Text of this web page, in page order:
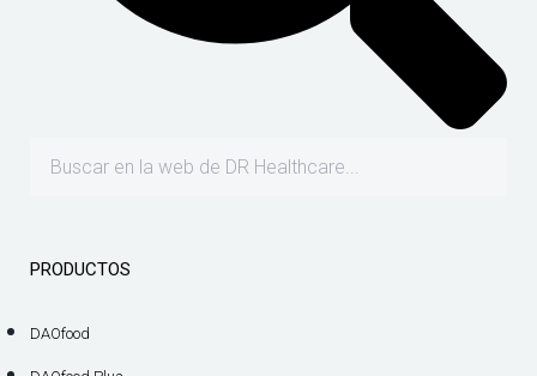
PRODUCTOS
DAOfood